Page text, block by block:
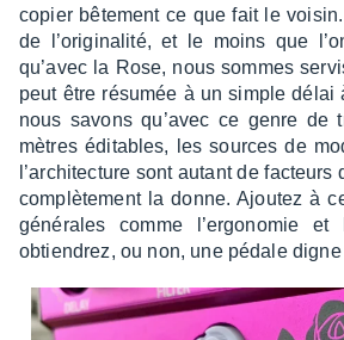
copier bête­ment ce que fait le
de l’ori­gi­na­lité, et le moins que
qu’avec la Rose, nous sommes
peut être résu­mée à un simple délai
nous savons qu’avec ce genre de
mètres éditables, les sources de
l’ar­chi­tec­ture sont autant de
complè­te­ment la donne. Ajou­tez à
géné­rales comme l’er­go­no­mie
obtien­drez, ou non, une pédale digne